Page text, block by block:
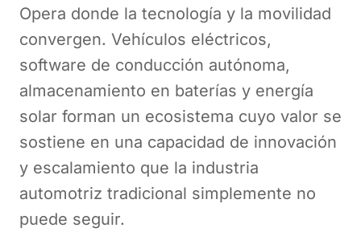
Opera donde la tecnología y la movilidad
convergen. Vehículos eléctricos,
software de conducción autónoma,
almacenamiento en baterías y energía
solar forman un ecosistema cuyo valor se
sostiene en una capacidad de innovación
y escalamiento que la industria
automotriz tradicional simplemente no
puede seguir.